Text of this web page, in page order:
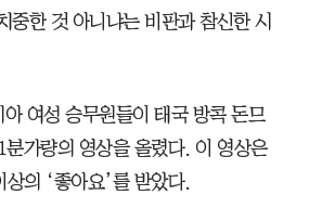
중한 것 아니냐는 비판과 참신한 시
여성 승무원들이 태국 방콕 돈므
가량의 영상을 올렸다. 이 영상은
의 ‘좋아요’를 받았다.